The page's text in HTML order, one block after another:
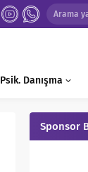
Psik. Danışma
Sponsor